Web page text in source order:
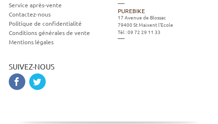
Service après-vente
Contactez-nous
Politique de confidentialité
Conditions générales de vente
Mentions légales
SUIVEZ-NOUS
PUREBIKE
17 Avenue de Blossac
79400 St Maixent l'Ecole
Tél :09 72 29 11 33